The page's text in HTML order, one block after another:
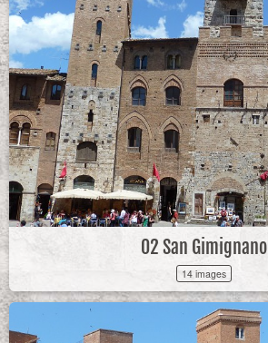
02 San Gimignano
14 images